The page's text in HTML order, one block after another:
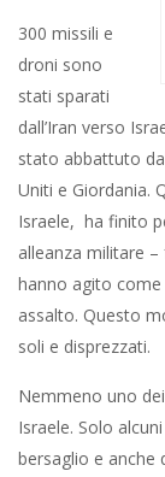
300 missili e
droni sono
stati sparati
dall’Iran verso
stato abbattuto
Uniti e Giordania.
Israele, ha finito
alleanza militare
hanno agito come
assalto. Questo
soli e disprezzati.
Nemmeno uno
Israele. Solo
bersaglio e anche